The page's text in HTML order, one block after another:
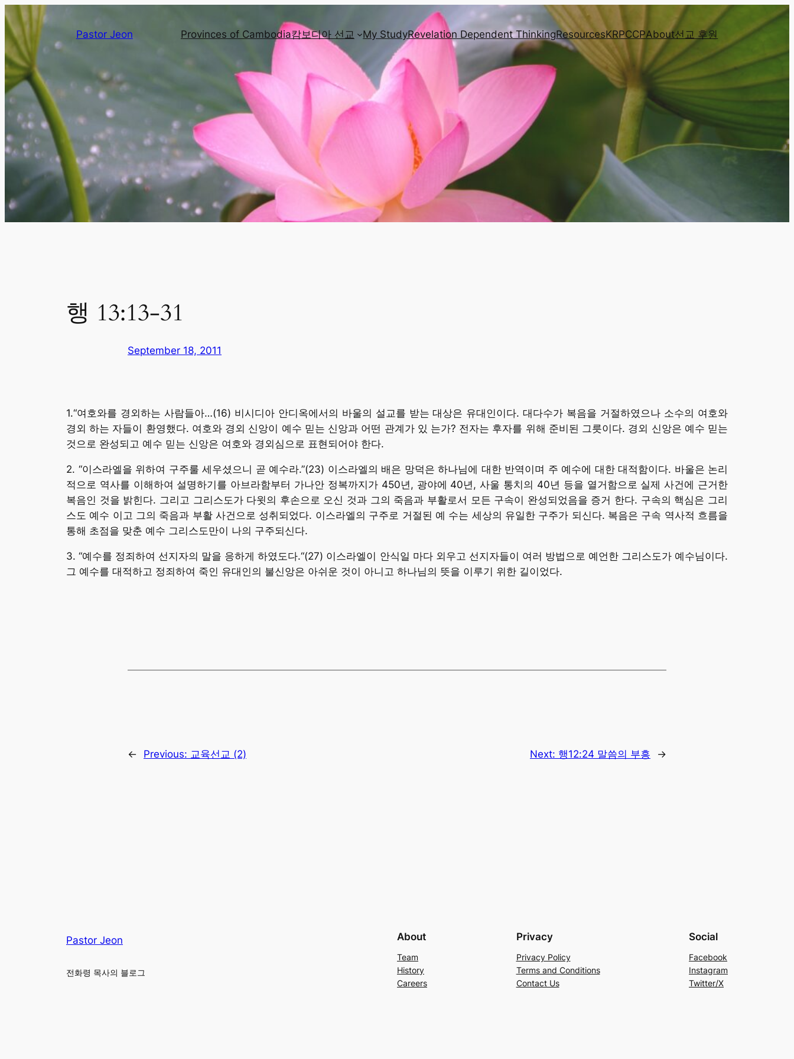
Pastor Jeon Provinces of Cambodia캄보디아 선교 My StudyRevelation Dependent ThinkingResourcesKRPCCPAbout선교 후원
행 13:13-31
September 18, 2011
1.“여호와를 경외하는 사람들아…(16) 비시디아 안디옥에서의 바울의 설교를 받는 대상은 유대인이다. 대다수가 복음을 거절하였으나 소수의 여호와
경외 하는 자들이 환영했다. 여호와 경외 신앙이 예수 믿는 신앙과 어떤 관계가 있 는가? 전자는 후자를 위해 준비된 그릇이다. 경외 신앙은 예수 믿는
것으로 완성되고 예수 믿는 신앙은 여호와 경외심으로 표현되어야 한다.
2. “이스라엘을 위하여 구주룰 세우셨으니 곧 예수라.”(23) 이스라엘의 배은 망덕은 하나님에 대한 반역이며 주 예수에 대한 대적함이다. 바울은 논리
적으로 역사를 이해하여 설명하기를 아브라함부터 가나안 정복까지가 450년, 광야에 40년, 사울 통치의 40년 등을 열거함으로 실제 사건에 근거한
복음인 것을 밝힌다. 그리고 그리스도가 다윗의 후손으로 오신 것과 그의 죽음과 부활로서 모든 구속이 완성되었음을 증거 한다. 구속의 핵심은 그리
스도 예수 이고 그의 죽음과 부활 사건으로 성취되었다. 이스라엘의 구주로 거절된 예 수는 세상의 유일한 구주가 되신다. 복음은 구속 역사적 흐름을
통해 초점을 맞춘 예수 그리스도만이 나의 구주되신다.
3. “예수를 정죄하여 선지자의 말을 응하게 하였도다.“(27) 이스라엘이 안식일 마다 외우고 선지자들이 여러 방법으로 예언한 그리스도가 예수님이다.
그 예수를 대적하고 정죄하여 죽인 유대인의 불신앙은 아쉬운 것이 아니고 하나님의 뜻을 이루기 위한 길이었다.
← Previous: 교육선교 (2) Next: 행12:24 말씀의 부흥 →
Pastor Jeon
전화령 목사의 블로그
About
Team
History
Careers
Privacy
Privacy Policy
Terms and Conditions
Contact Us
Social
Facebook
Instagram
Twitter/X